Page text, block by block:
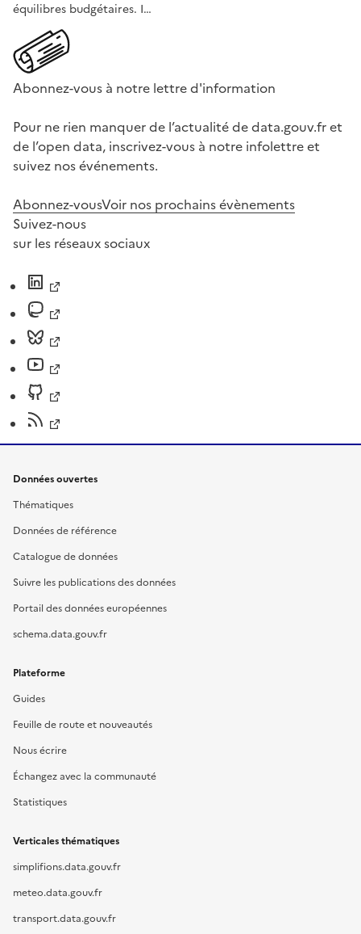
équilibres budgétaires. I…
Abonnez-vous à notre lettre d'information
Pour ne rien manquer de l’actualité de data.gouv.fr et
de l’open data, inscrivez-vous à notre infolettre et
suivez nos événements.
Abonnez-vousVoir nos prochains évènements
Suivez-nous
sur les réseaux sociaux
Données ouvertes
Thématiques
Données de référence
Catalogue de données
Suivre les publications des données
Portail des données européennes
schema.data.gouv.fr
Plateforme
Guides
Feuille de route et nouveautés
Nous écrire
Échangez avec la communauté
Statistiques
Verticales thématiques
simplifions.data.gouv.fr
meteo.data.gouv.fr
transport.data.gouv.fr